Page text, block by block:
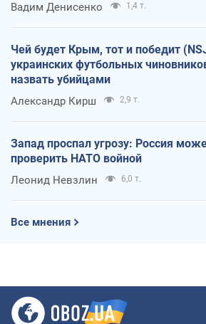
Вадим Денисенко 1,4 т.
Чей будет Крым, тот и победит
украинских футбольных
назвать убийцами
Александр Кирш 2,9 т.
Запад проспал угрозу: Россия
проверить НАТО войной
Леонид Невзлин 6,0 т.
Все мнения